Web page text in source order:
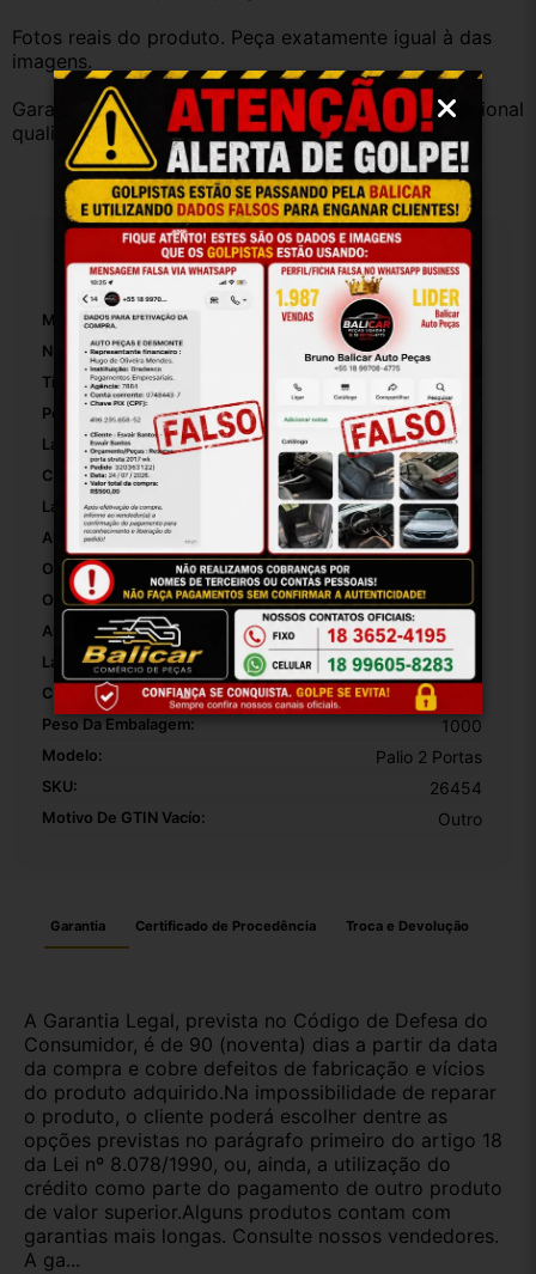
Fotos reais do produto. Peça exatamente igual à das
imagens.
Garantia válida somente com instalação por profissional
qualificado.
Especificações
Marca: Fiat
Número De Peça: 26454
Tipo De Veículo: Carro/Caminhonete
Posição: Dianteiro
Lado: Direito
Comprimento:
Largura:
Altura:
Origem: Brasil
OEM:
Altura Da Embalagem:
Largura Da Embalagem:
Comprimento Da Embalagem:
Peso Da Embalagem: 1000
Modelo: Palio 2 Portas
SKU: 26454
Motivo De GTIN Vacío: Outro
Garantia Certificado de Procedência Troca e Devolução
A Garantia Legal, prevista no Código de Defesa do
Consumidor, é de 90 (noventa) dias a partir da data
da compra e cobre defeitos de fabricação e vícios
do produto adquirido.Na impossibilidade de reparar
o produto, o cliente poderá escolher dentre as
opções previstas no parágrafo primeiro do artigo 18
da Lei nº 8.078/1990, ou, ainda, a utilização do
crédito como parte do pagamento de outro produto
de valor superior.Alguns produtos contam com
garantias mais longas. Consulte nossos vendedores.
A ga...